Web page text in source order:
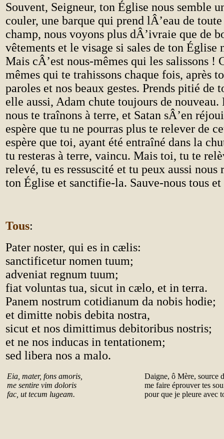
Souvent, Seigneur, ton Église nous semble
couler, une barque qui prend lÂ’eau de
champ, nous voyons plus dÂ’ivraie que de
vêtements et le visage si sales de ton Église
Mais cÂ’est nous-mêmes qui les salissons !
mêmes qui te trahissons chaque fois, après
paroles et nos beaux gestes. Prends pitié de
elle aussi, Adam chute toujours de nouveau.
nous te traînons à terre, et Satan sÂ’en
espère que tu ne pourras plus te relever de
espère que toi, ayant été entraîné dans la
tu resteras à terre, vaincu. Mais toi, tu te
relevé, tu es ressuscité et tu peux aussi nous
ton Église et sanctifie-la. Sauve-nous tous
Tous:
Pater noster, qui es in cælis:
sanctificetur nomen tuum;
adveniat regnum tuum;
fiat voluntas tua, sicut in cælo, et in terra.
Panem nostrum cotidianum da nobis hodie;
et dimitte nobis debita nostra,
sicut et nos dimittimus debitoribus nostris;
et ne nos inducas in tentationem;
sed libera nos a malo.
Eia, mater, fons amoris,
me sentire vim doloris
fac, ut tecum lugeam.
Daigne, ô Mère, source
me faire éprouver tes
pour que je pleure avec